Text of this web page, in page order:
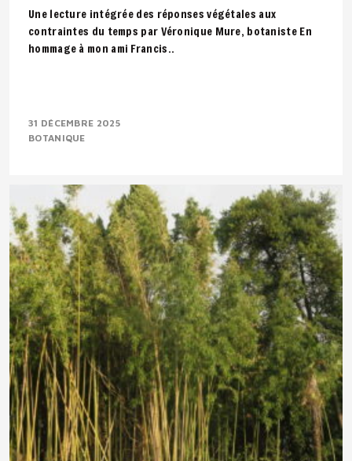
Une lecture intégrée des réponses végétales aux
contraintes du temps par Véronique Mure, botaniste En
hommage à mon ami Francis..
31 DÉCEMBRE 2025
BOTANIQUE